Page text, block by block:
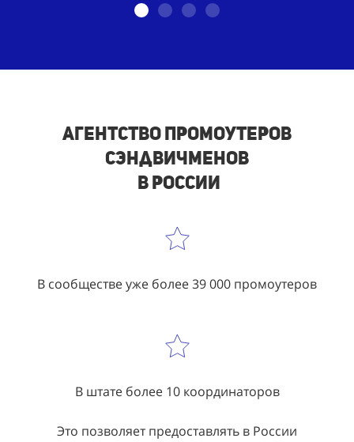
Агентство промоутеров
сэндвичменов
в России
В сообществе уже более 39 000 промоутеров
В штате более 10 координаторов
Это позволяет предоставлять в России